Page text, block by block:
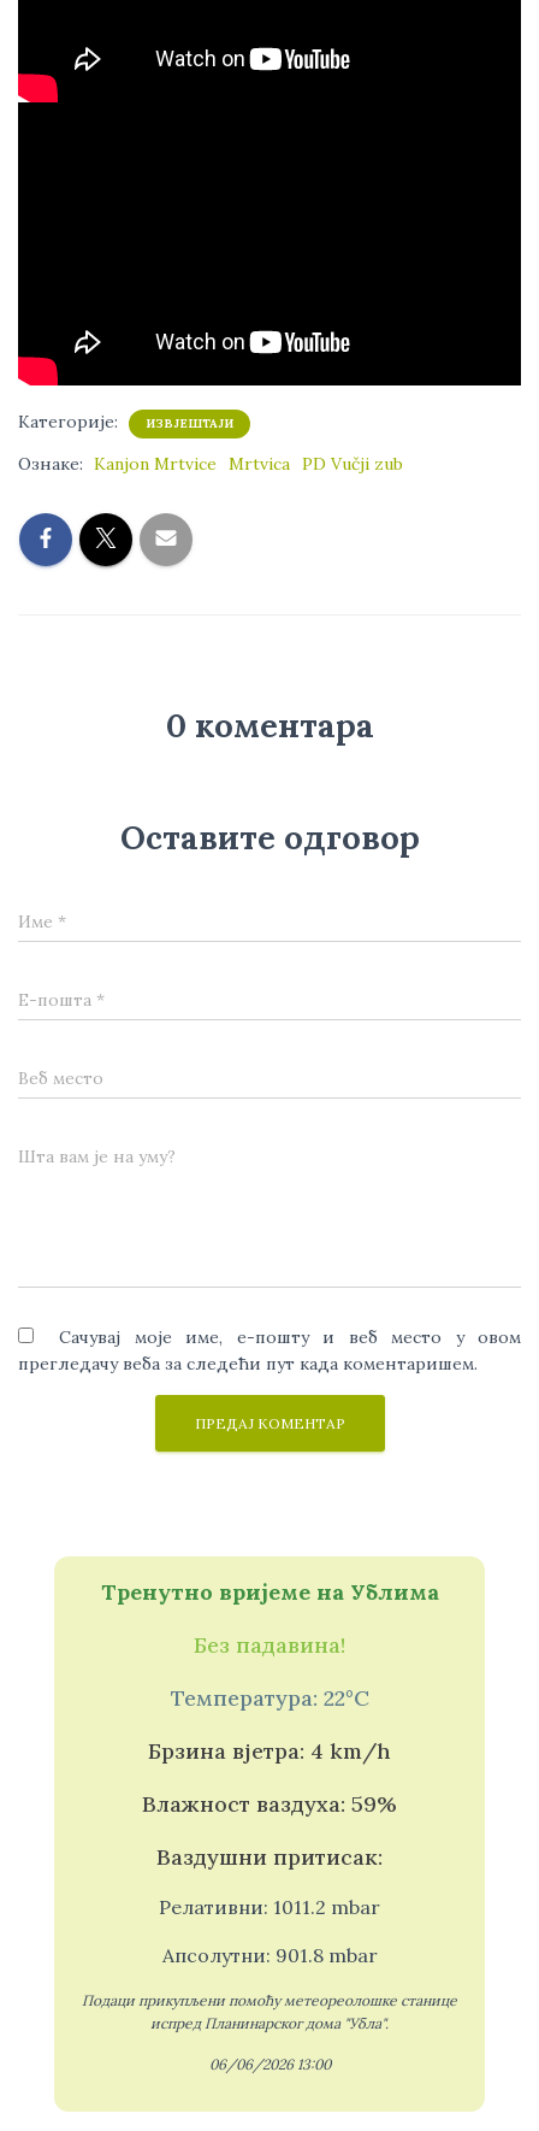
Категорије: ИЗВЈЕШТАЈИ
Ознаке: Kanjon Mrtvice Mrtvica PD Vučji zub
0 коментара
Оставите одговор
Име *
Е-пошта *
Веб место
Шта вам је на уму?
Сачувај моје име, е-пошту и веб место у овом
прегледачу веба за следећи пут када коментаришем.
Тренутно вријеме на Ублима
Без падавина!
Температура: 22°C
Брзина вјетра: 4 km/h
Влажност ваздуха: 59%
Ваздушни притисак:
Релативни: 1011.2 mbar
Апсолутни: 901.8 mbar
Подаци прикупљени помоћу метеореолошке станице
испред Планинарског дома "Убла".
06/06/2026 13:00